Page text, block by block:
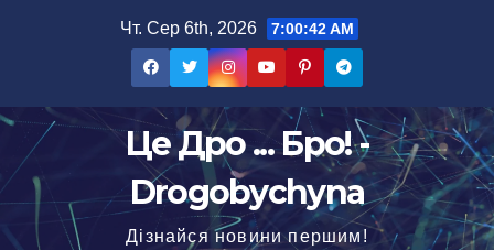
Чт. Сер 6th, 2026 7:00:43 AM
Це Дро ... Бро! -
Drogobychyna
Дізнайся новини першим!